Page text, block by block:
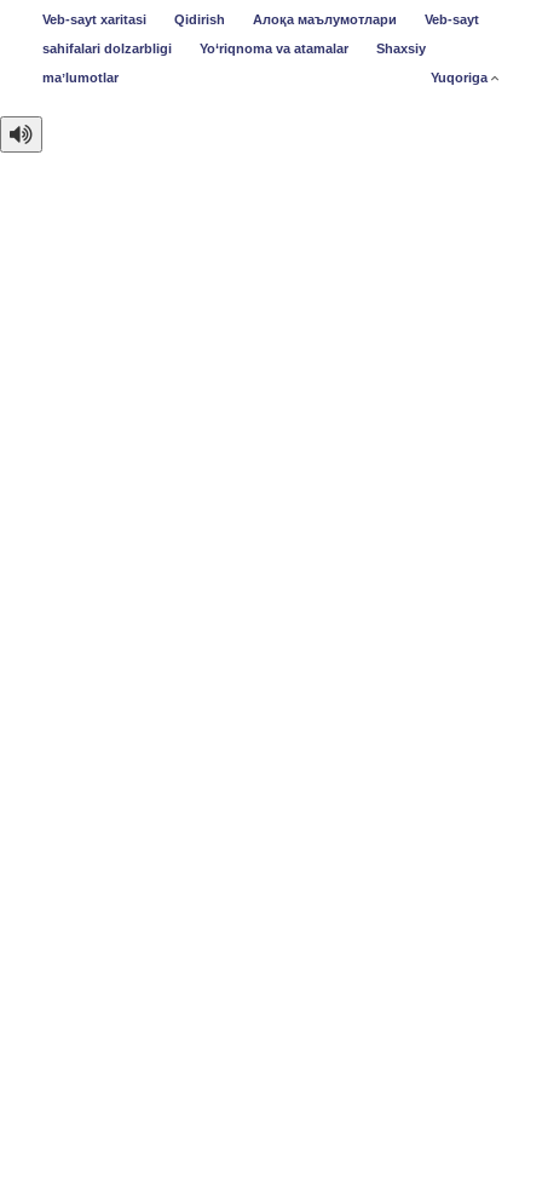
Veb-sayt xaritasi Qidirish Алоқа маълумотлари
Veb-sayt
sahifalari dolzarbligi
Yo‘riqnoma va atamalar
Shaxsiy
maʼlumotlar
Yuqoriga